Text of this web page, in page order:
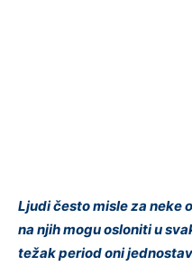
Ljudi često misle za neke
na njih mogu osloniti u
težak period oni